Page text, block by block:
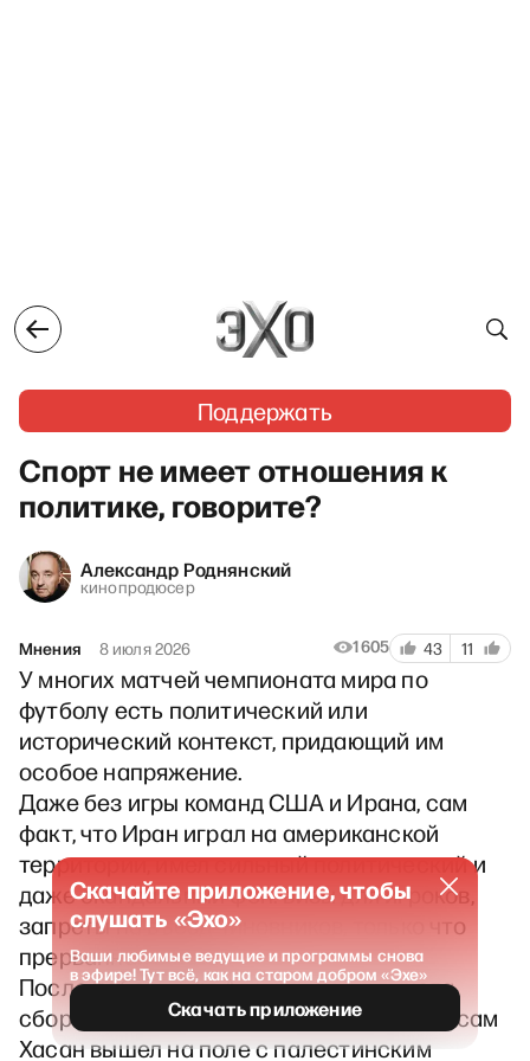
Поддержать
Спорт не имеет отношения к
политике, говорите?
Александр Роднянский
кинопродюсер
Мнения 8 июля 2026 1605 43 11
У многих матчей чемпионата мира по
футболу есть политический или
исторический контекст, придающий им
особое напряжение.
Даже без игры команд США и Ирана, сам
факт, что Иран играл на американской
территории, имел сильный политический и
даже скандальный фон: визы для игроков,
запреты на въезд чиновников, только что
прерванная война…
После победы над Австралией и выхода
сборной Египта в 1/8 тренер команды Хусам
Хасан вышел на поле с палестинским
Скачайте приложение, чтобы
слушать «Эхо»
Ваши любимые ведущие и программы снова
в эфире! Тут всё, как на старом добром «Эхе»
Скачать приложение